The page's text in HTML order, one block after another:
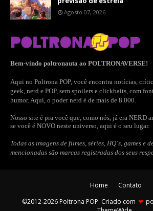
Agosto 07, 2026
Bem-vindo poltronauta ao POLTRONAVERSE!
Aqui no Poltrona POP, você encontra notícias,
geek, nerd e POP, sem spoilers e clickbaits, com
humor. Aqui, o poder nerd é de mais de 8.000.
Nosso site é pra você que, como nós, já era NERD
se você é NOVO neste universo, aqui é o seu lugar.
Todas as imagens de filmes, séries, HQ´s, games e
mencionadas são marcas registradas dos seus
Home
Contato
©2012-2026 Poltrona POP. Criado com ❤